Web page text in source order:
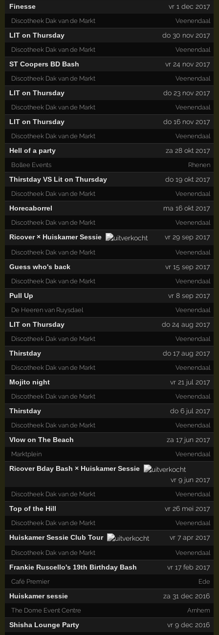
Finesse vr 1 dec 2017
Discotheek Dak van de Markt Veenendaal
LIT on Thursday do 30 nov 2017
Discotheek Dak van de Markt Veenendaal
ST Coopers BD Bash vr 24 nov 2017
Discotheek Dak van de Markt Veenendaal
LIT on Thursday do 23 nov 2017
Discotheek Dak van de Markt Veenendaal
LIT on Thursday do 16 nov 2017
Discotheek Dak van de Markt Veenendaal
Hell of a party za 28 okt 2017
Bollee Events Rhenen
Thirstday VS Lit on Thursday do 19 okt 2017
Discotheek Dak van de Markt Veenendaal
Horecaborrel ma 16 okt 2017
Discotheek Dak van de Markt Veenendaal
Ricover × Huiskamer Sessie vr 29 sep 2017
Discotheek Dak van de Markt Veenendaal
Guess who's back vr 15 sep 2017
Discotheek Dak van de Markt Veenendaal
Pull Up vr 8 sep 2017
De Heeren van Ruysdael Veenendaal
LIT on Thursday do 24 aug 2017
Discotheek Dak van de Markt Veenendaal
Thirstday do 17 aug 2017
Discotheek Dak van de Markt Veenendaal
Mojito night vr 21 jul 2017
Discotheek Dak van de Markt Veenendaal
Thirstday do 6 jul 2017
Discotheek Dak van de Markt Veenendaal
Vlow on The Beach za 17 jun 2017
Marktplein Veenendaal
Ricover Bday Bash × Huiskamer Sessie
vr 9 jun 2017
Discotheek Dak van de Markt Veenendaal
Top of the Hill vr 26 mei 2017
Discotheek Dak van de Markt Veenendaal
Huiskamer Sessie Club Tour vr 7 apr 2017
Discotheek Dak van de Markt Veenendaal
Frankie Ruscello's 19th Birthday Bash vr 17 feb 2017
Café Premier Ede
Huiskamer sessie za 31 dec 2016
The Dome Event Centre Arnhem
Shisha Lounge Party vr 9 dec 2016